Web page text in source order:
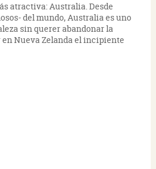
atractiva: Australia. Desde
del mundo, Australia es uno
sin querer abandonar la
Nueva Zelanda el incipiente